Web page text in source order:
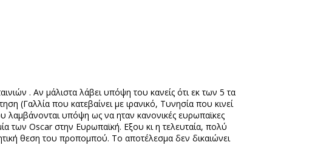
. Αν μάλιστα λάβει υπόψη του κανείς ότι εκ των 5 τα
(Γαλλία που κατεβαίνει με ιρανικό, Τυνησία που κινεί
λαμβάνονται υπόψη ως να ηταν κανονικές ευρωπαϊκες
των Oscarστην Ευρωπαϊκή. Εξου κι η τελευταία, πολύ
θεση του προπομπού. Το αποτέλεσμα δεν δικαιώνει